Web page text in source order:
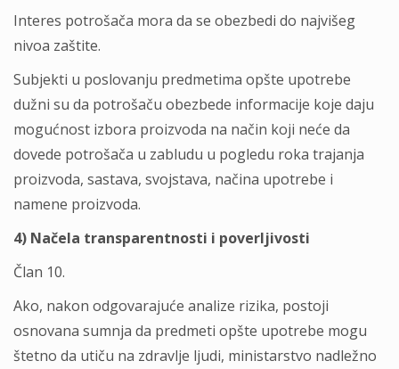
Interes potrošača mora da se obezbedi do najvišeg
nivoa zaštite.
Subjekti u poslovanju predmetima opšte upotrebe
dužni su da potrošaču obezbede informacije koje daju
mogućnost izbora proizvoda na način koji neće da
dovede potrošača u zabludu u pogledu roka trajanja
proizvoda, sastava, svojstava, načina upotrebe i
namene proizvoda.
4) Načela transparentnosti i poverlјivosti
Član 10.
Ako, nakon odgovarajuće analize rizika, postoji
osnovana sumnja da predmeti opšte upotrebe mogu
štetno da utiču na zdravlјe lјudi, ministarstvo nadležno